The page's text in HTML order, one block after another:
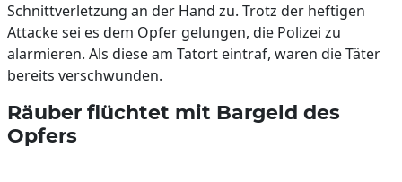
Schnittverletzung an der Hand zu. Trotz der heftigen
Attacke sei es dem Opfer gelungen, die Polizei zu
alarmieren. Als diese am Tatort eintraf, waren die Täter
bereits verschwunden.
Räuber flüchtet mit Bargeld des
Opfers